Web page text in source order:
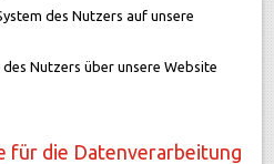
des Nutzers auf unsere
Nutzers über unsere Website
die Datenverarbeitung